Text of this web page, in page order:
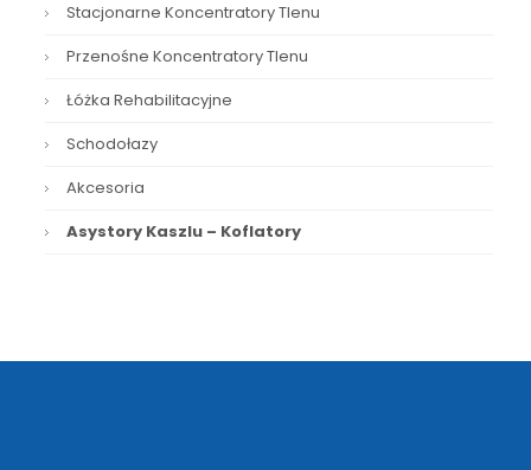
Stacjonarne Koncentratory Tlenu
Przenośne Koncentratory Tlenu
Łóżka Rehabilitacyjne
Schodołazy
Akcesoria
Asystory Kaszlu – Koflatory